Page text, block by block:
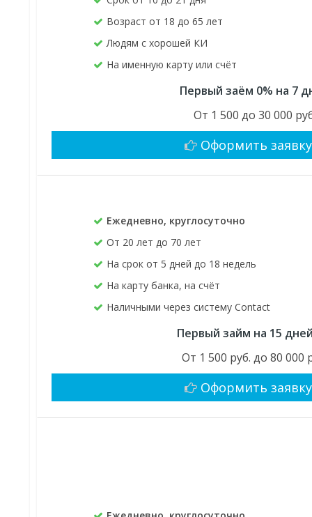
Возраст от 18 до 65 лет
Людям с хорошей КИ
На именную карту или счёт
Первый заём 0% на 7
От 1 500 до 30 000
Оформить заявку
Ежедневно, круглосуточно
От 20 лет до 70 лет
На срок от 5 дней до 18 недель
На карту банка, на счёт
Наличными через систему Contact
Первый займ на 15
От 1 500 руб. до 80 000
Оформить заявку